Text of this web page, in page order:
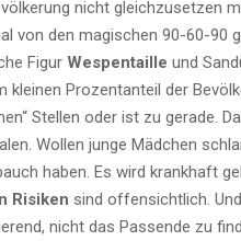
nicht gleichzusetzen
von den magischen 90-60-90
Figur Wespentaille und
kleinen Prozentanteil der
Stellen oder ist zu gerade.
Wollen junge Mädchen
haben. Es wird krankhaft
Risiken sind offensichtlich.
nicht das Passende zu